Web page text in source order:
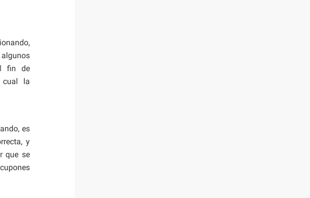
fin de
cual la
es
y
que se